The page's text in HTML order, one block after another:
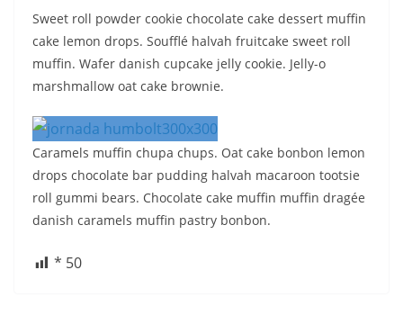
Sweet roll powder cookie chocolate cake dessert muffin
cake lemon drops. Soufflé halvah fruitcake sweet roll
muffin. Wafer danish cupcake jelly cookie. Jelly-o
marshmallow oat cake brownie.
Caramels muffin chupa chups. Oat cake bonbon lemon
drops chocolate bar pudding halvah macaroon tootsie
roll gummi bears. Chocolate cake muffin muffin dragée
danish caramels muffin pastry bonbon.
* 50